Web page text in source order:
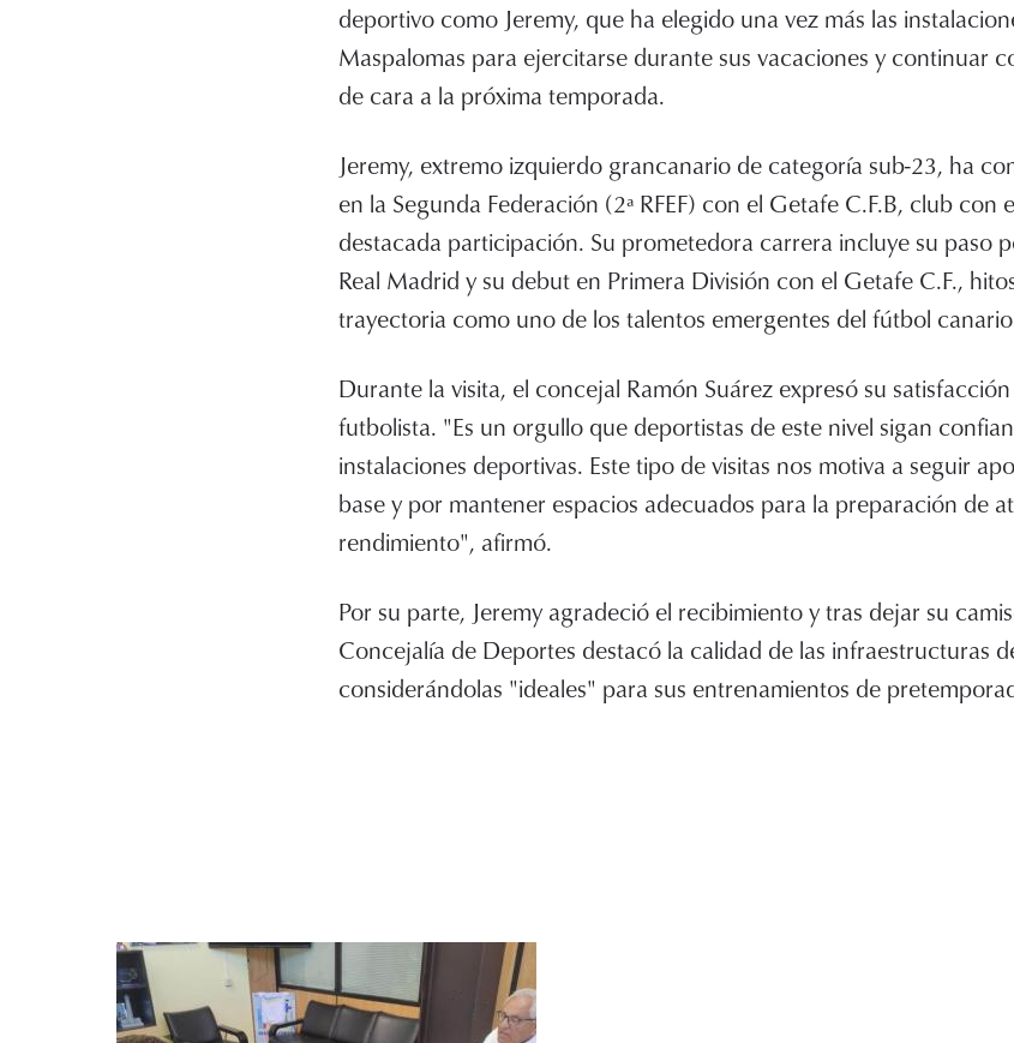
deportivo como Jeremy, que ha elegido una vez más las
Maspalomas para ejercitarse durante sus vacaciones y continuar
de cara a la próxima temporada.
Jeremy, extremo izquierdo grancanario de categoría sub-23, ha
en la Segunda Federación (2ª RFEF) con el Getafe C.F.B, club
destacada participación. Su prometedora carrera incluye su paso
Real Madrid y su debut en Primera División con el Getafe C.F.,
trayectoria como uno de los talentos emergentes del fútbol
Durante la visita, el concejal Ramón Suárez expresó su
futbolista. "Es un orgullo que deportistas de este nivel sigan
instalaciones deportivas. Este tipo de visitas nos motiva a seguir
base y por mantener espacios adecuados para la preparación de
rendimiento", afirmó.
Por su parte, Jeremy agradeció el recibimiento y tras dejar su
Concejalía de Deportes destacó la calidad de las infraestructuras
considerándolas "ideales" para sus entrenamientos de